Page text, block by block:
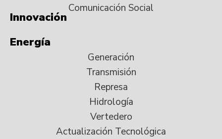
Comunicación Social
Innovación
Energía
Generación
Transmisión
Represa
Hidrología
Vertedero
Actualización Tecnológica